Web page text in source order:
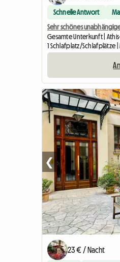
Schnelle Antwort
Sehr schönes
Gesamte Unterkunft |
1 Schlafplatz/Schlafplätze
❮
23 € / Nacht